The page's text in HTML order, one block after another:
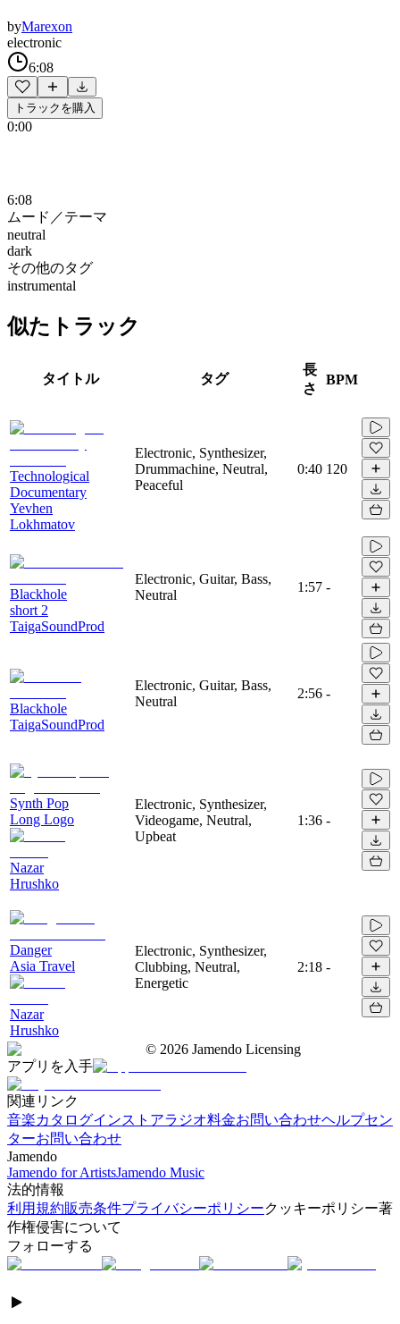
byMarexon
electronic
6:08
トラックを購入
0:00
6:08
ムード／テーマ
neutral
dark
その他のタグ
instrumental
似たトラック
タイトル タグ
長
さ
BPM
Technological
Documentary
Yevhen
Lokhmatov
Electronic, Synthesizer,
Drummachine, Neutral,
Peaceful
0:40 120
Blackhole
short 2
TaigaSoundProd
Electronic, Guitar, Bass,
Neutral
1:57 -
Blackhole
TaigaSoundProd
Electronic, Guitar, Bass,
Neutral
2:56 -
Synth Pop
Long Logo
Nazar
Hrushko
Electronic, Synthesizer,
Videogame, Neutral,
Upbeat
1:36 -
Danger
Asia Travel
Nazar
Hrushko
Electronic, Synthesizer,
Clubbing, Neutral,
Energetic
2:18 -
© 2026 Jamendo Licensing
アプリを入手
関連リンク
音楽カタログインストアラジオ料金お問い合わせヘルプセン
ターお問い合わせ
Jamendo
Jamendo for ArtistsJamendo Music
法的情報
利用規約販売条件プライバシーポリシークッキーポリシー著
作権侵害について
フォローする